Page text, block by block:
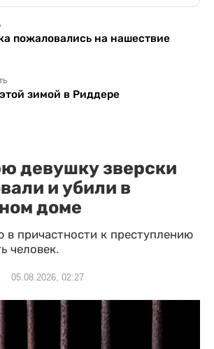
пожаловались на нашествие
зимой в Риддере
девушку зверски
и убили в
доме
в причастности к преступлению
человек.
05.08.2026, 02:27